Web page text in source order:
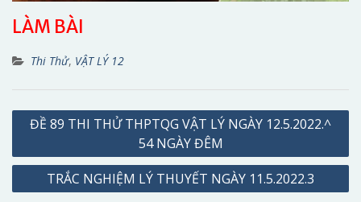
LÀM BÀI
Thi Thử, VẬT LÝ 12
Điều
bài
ĐỀ 89 THI THỬ THPTQG VẬT LÝ NGÀY 12.5.2022.^
54 NGÀY ĐÊM
TRẮC NGHIỆM LÝ THUYẾT NGÀY 11.5.2022.3